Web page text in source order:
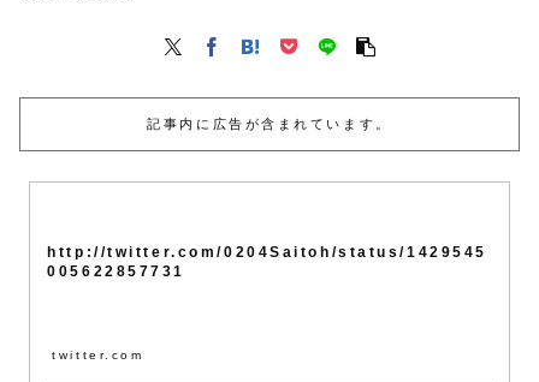
記事内に広告が含まれています。
http://twitter.com/0204Saitoh/status/1429545
005622857731
twitter.com